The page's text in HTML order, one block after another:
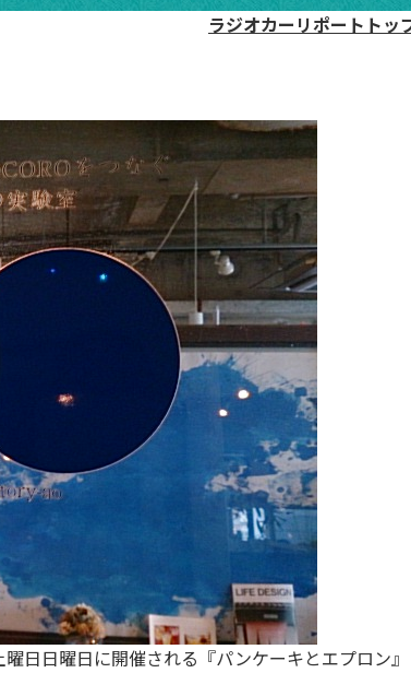
ラジオカーリポートトッ
日日曜日に開催される『パンケーキとエプロン』